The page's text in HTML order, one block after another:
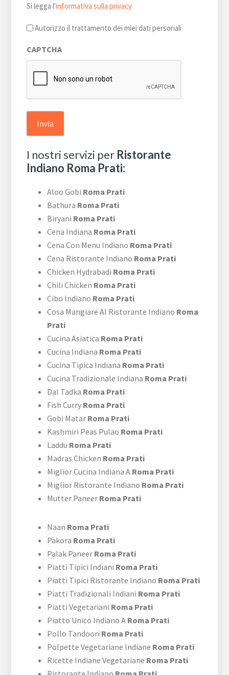
legga
l'informativa
privacy
Si legga l'informativa sulla privacy
Autorizzo il trattamento dei miei dati personali
CAPTCHA
I nostri servizi per Ristorante
Indiano Roma Prati:
Aloo Gobi Roma Prati
Bathura Roma Prati
Biryani Roma Prati
Cena Indiana Roma Prati
Cena Con Menu Indiano Roma Prati
Cena Ristorante Indiano Roma Prati
Chicken Hydrabadi Roma Prati
Chili Chicken Roma Prati
Cibo Indiano Roma Prati
Cosa Mangiare Al Ristorante Indiano Roma
Prati
Cucina Asiatica Roma Prati
Cucina Indiana Roma Prati
Cucina Tipica Indiana Roma Prati
Cucina Tradizionale Indiana Roma Prati
Dal Tadka Roma Prati
Fish Curry Roma Prati
Gobi Matar Roma Prati
Kashmiri Peas Pulao Roma Prati
Laddu Roma Prati
Madras Chicken Roma Prati
Miglior Cucina Indiana A Roma Prati
Miglior Ristorante Indiano Roma Prati
Mutter Paneer Roma Prati
Naan Roma Prati
Pakora Roma Prati
Palak Paneer Roma Prati
Piatti Tipici Indiani Roma Prati
Piatti Tipici Ristorante Indiano Roma Prati
Piatti Tradizionali Indiani Roma Prati
Piatti Vegetariani Roma Prati
Piatto Unico Indiano A Roma Prati
Pollo Tandoori Roma Prati
Polpette Vegetariane Indiane Roma Prati
Ricette Indiane Vegetariane Roma Prati